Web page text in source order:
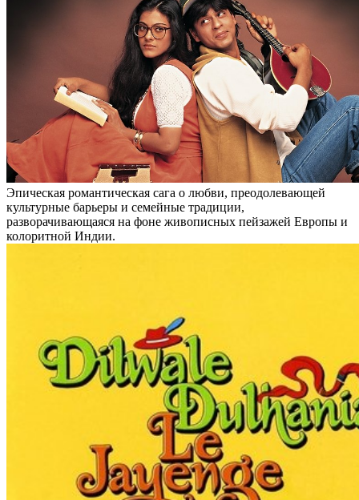
Эпическая романтическая сага о любви, преодолевающей
культурные барьеры и семейные традиции,
разворачивающаяся на фоне живописных пейзажей Европы и
колоритной Индии.